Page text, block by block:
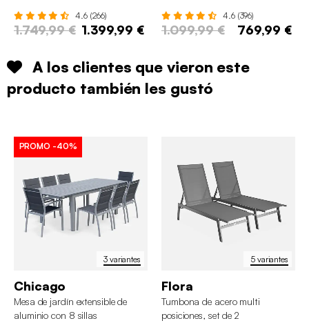
4.6 (266)
1.749,99 € 1.399,99 €
4.6 (396)
1.099,99 € 769,99 €
A los clientes que vieron este
producto también les gustó
3 variantes
PROMO -40%
Chicago
Mesa de jardín extensible de
aluminio con 8 sillas
5 variantes
Flora
Tumbona de acero multi
posiciones, set de 2